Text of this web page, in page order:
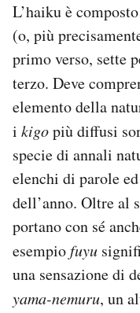
L’haiku è
(o, più
primo verso, sette
terzo. Deve
elemento della
i kigopiù diffusi
specie di annali
elenchi di parole
dell’anno. Oltre al
portano con sé
esempiofuyu
una sensazione di
yama-nemuru, un